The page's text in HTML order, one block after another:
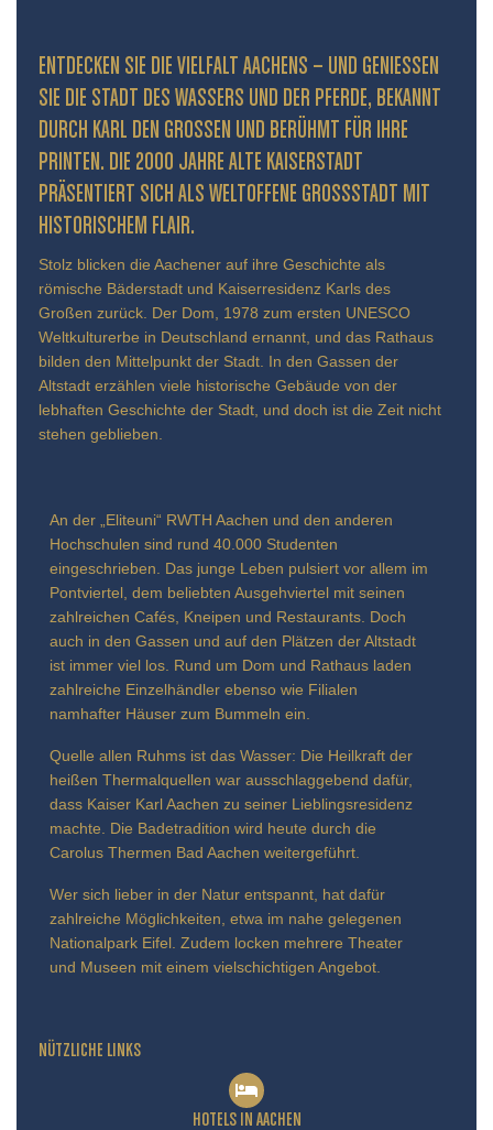
ENTDECKEN SIE DIE VIELFALT AACHENS – UND GENIESSEN S
IE DIE STADT DES WASSERS UND DER PFERDE, BEKANNT D
URCH KARL DEN GROSSEN UND BERÜHMT FÜR IHRE PR
INTEN. DIE 2000 JAHRE ALTE KAISERSTADT PR
ÄSENTIERT SICH ALS WELTOFFENE GROSSSTADT MIT HIS
TORISCHEM FLAIR.
Stolz blicken die Aachener auf ihre Geschichte als
römische Bäderstadt und Kaiserresidenz Karls des
Großen zurück. Der Dom, 1978 zum ersten UNESCO
Weltkulturerbe in Deutschland ernannt, und das Rathaus
bilden den Mittelpunkt der Stadt. In den Gassen der
Altstadt erzählen viele historische Gebäude von der
lebhaften Geschichte der Stadt, und doch ist die Zeit nicht
stehen geblieben.
An der „Eliteuni“ RWTH Aachen und den anderen
Hochschulen sind rund 40.000 Studenten
eingeschrieben. Das junge Leben pulsiert vor allem im
Pontviertel, dem beliebten Ausgehviertel mit seinen
zahlreichen Cafés, Kneipen und Restaurants. Doch
auch in den Gassen und auf den Plätzen der Altstadt
ist immer viel los. Rund um Dom und Rathaus laden
zahlreiche Einzelhändler ebenso wie Filialen
namhafter Häuser zum Bummeln ein.
Quelle allen Ruhms ist das Wasser: Die Heilkraft der
heißen Thermalquellen war ausschlaggebend dafür,
dass Kaiser Karl Aachen zu seiner Lieblingsresidenz
machte. Die Badetradition wird heute durch die
Carolus Thermen Bad Aachen weitergeführt.
Wer sich lieber in der Natur entspannt, hat dafür
zahlreiche Möglichkeiten, etwa im nahe gelegenen
Nationalpark Eifel. Zudem locken mehrere Theater
und Museen mit einem vielschichtigen Angebot.
NÜTZLICHE LINKS
HOTELS IN AACHEN